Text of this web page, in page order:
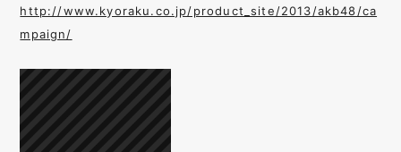
http://www.kyoraku.co.jp/product_site/2013/akb48/ca
mpaign/